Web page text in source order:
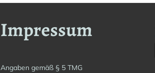
Impressum
Angaben gemäß § 5 TMG